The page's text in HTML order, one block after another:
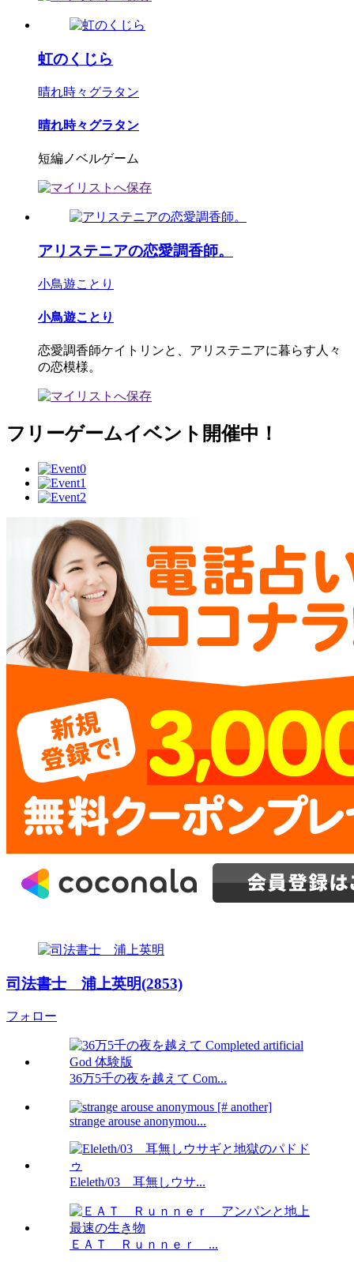
虹のくじら
晴れ時々グラタン
晴れ時々グラタン
短編ノベルゲーム
アリステニアの恋愛調香師。
小鳥遊ことり
小鳥遊ことり
恋愛調香師ケイトリンと、アリステニアに暮らす人々
の恋模様。
フリーゲームイベント開催中！
司法書士 浦上英明(2853)
フォロー
36万5千の夜を越えて Com...
strange arouse anonymou...
Eleleth/03 耳無しウサ...
ＥＡＴ Ｒｕｎｎｅｒ ...